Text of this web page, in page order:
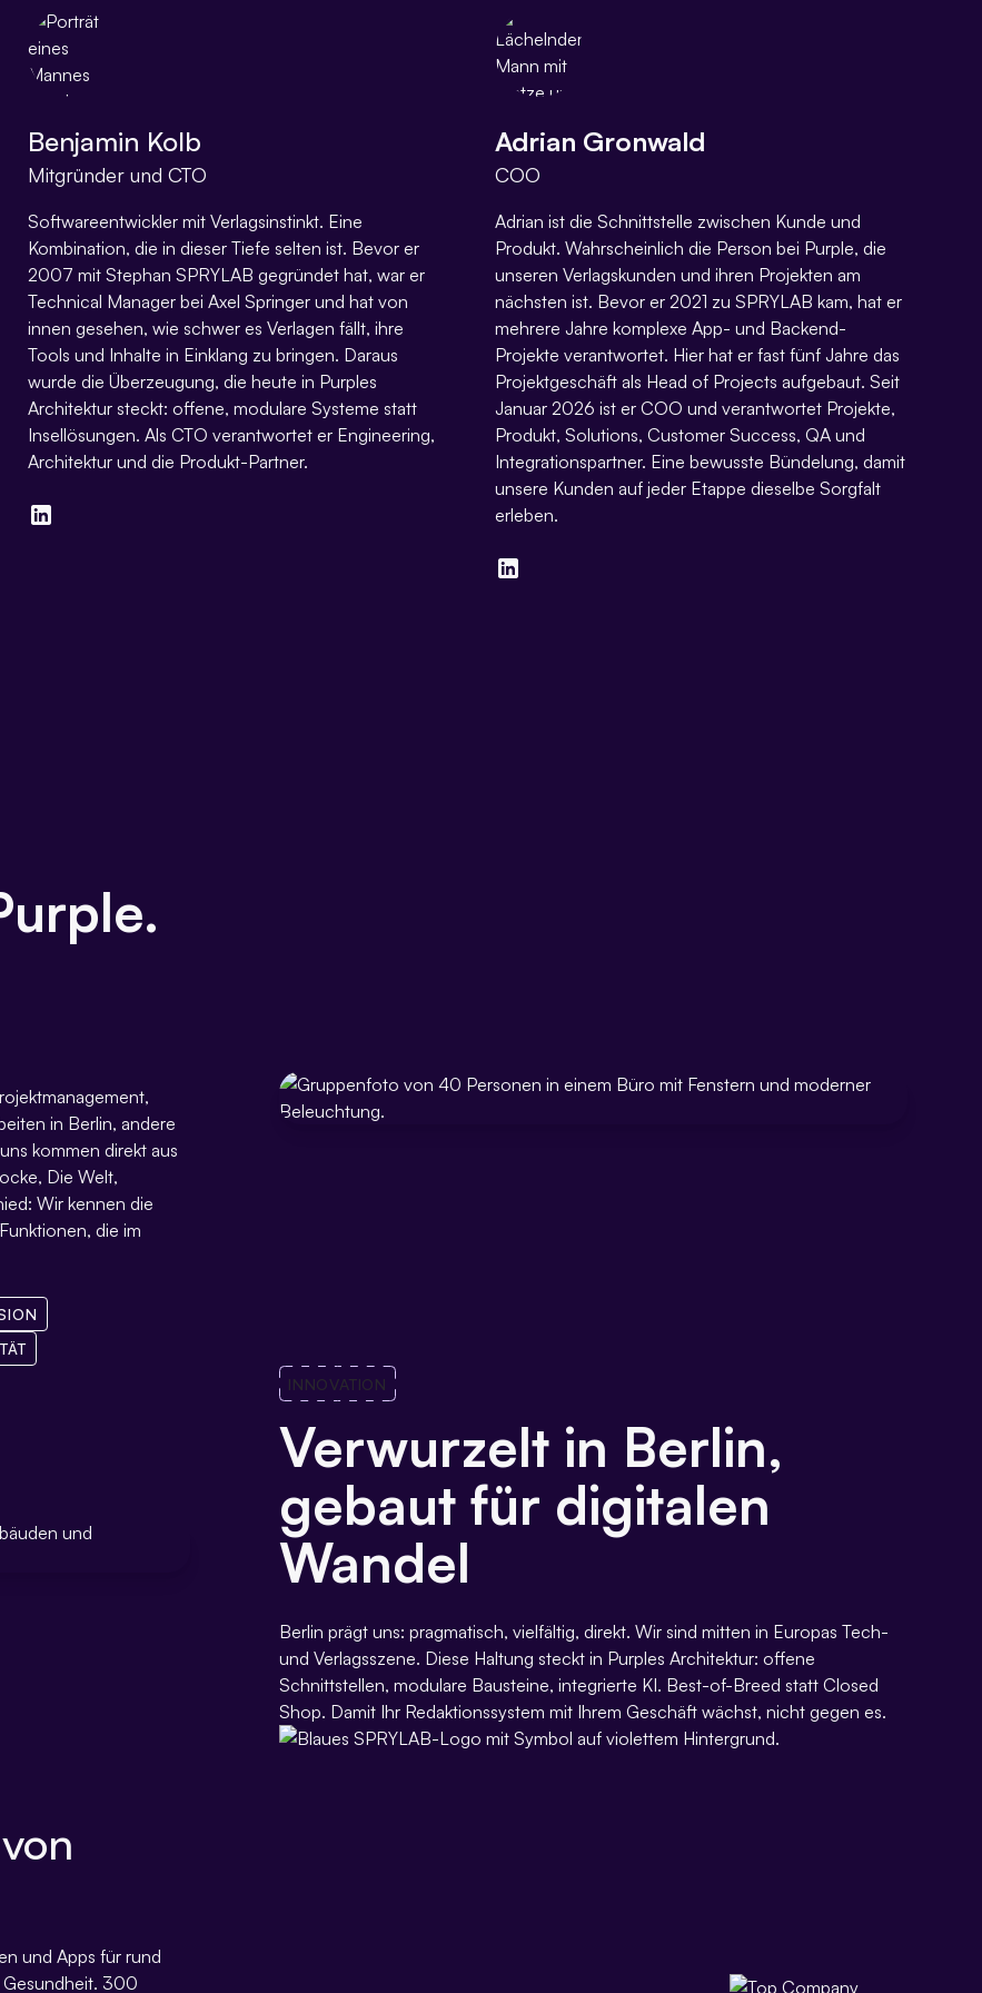
Benjamin Kolb
Mitgründer und CTO
Softwareentwickler mit Verlagsinstinkt. Eine
Kombination, die in dieser Tiefe selten ist. Bevor er
2007 mit Stephan SPRYLAB gegründet hat, war er
Technical Manager bei Axel Springer und hat von
innen gesehen, wie schwer es Verlagen fällt, ihre
Tools und Inhalte in Einklang zu bringen. Daraus
wurde die Überzeugung, die heute in Purples
Architektur steckt: offene, modulare Systeme statt
Insellösungen. Als CTO verantwortet er Engineering,
Architektur und die Produkt-Partner.
Adrian Gronwald
COO
Adrian ist die Schnittstelle zwischen Kunde und
Produkt. Wahrscheinlich die Person bei Purple, die
unseren Verlagskunden und ihren Projekten am
nächsten ist. Bevor er 2021 zu SPRYLAB kam, hat er
mehrere Jahre komplexe App- und Backend-
Projekte verantwortet. Hier hat er fast fünf Jahre das
Projektgeschäft als Head of Projects aufgebaut. Seit
Januar 2026 ist er COO und verantwortet Projekte,
Produkt, Solutions, Customer Success, QA und
Integrationspartner. Eine bewusste Bündelung, damit
unsere Kunden auf jeder Etappe dieselbe Sorgfalt
erleben.
in Berlin, andere
kommen direkt aus
Die Welt,
Wir kennen die
die im
INNOVATION
Verwurzelt in Berlin,
gebaut für digitalen
Wandel
Berlin prägt uns: pragmatisch, vielfältig, direkt. Wir sind mitten in Europas Tech-
und Verlagsszene. Diese Haltung steckt in Purples Architektur: offene
Schnittstellen, modulare Bausteine, integrierte KI. Best-of-Breed statt Closed
Shop. Damit Ihr Redaktionssystem mit Ihrem Geschäft wächst, nicht gegen es.
und Apps für rund
Gesundheit. 300